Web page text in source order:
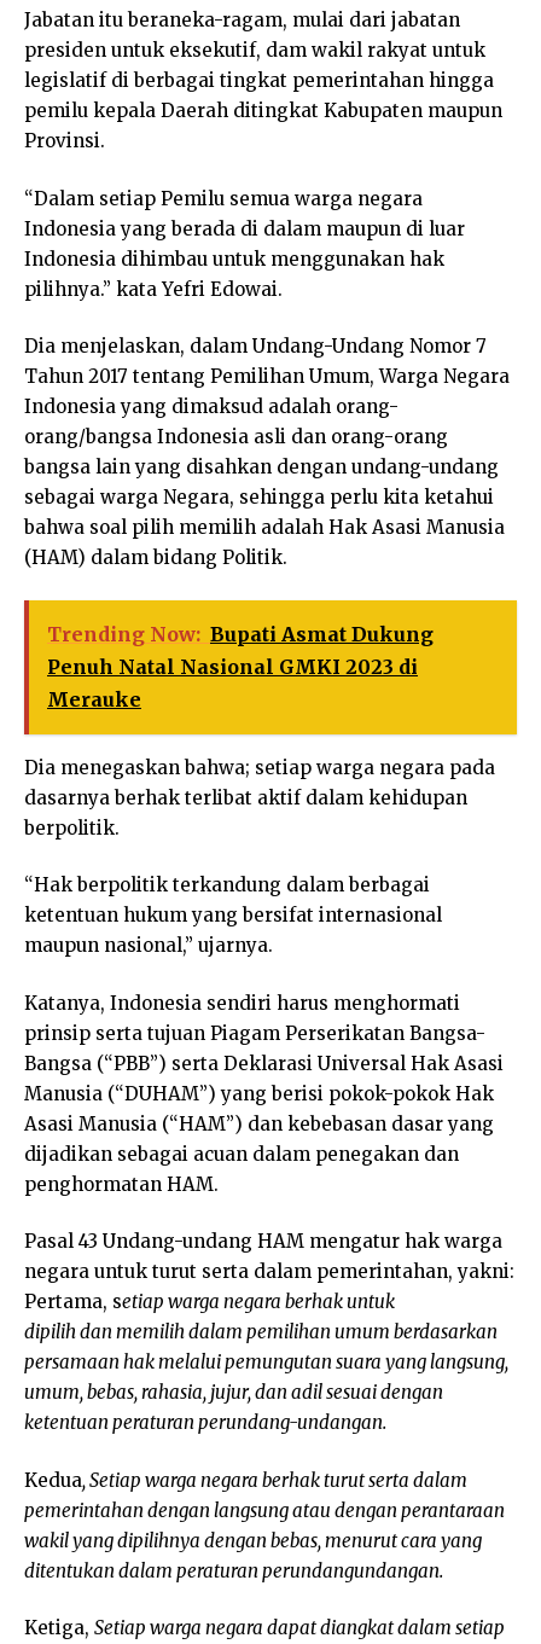
Jabatan itu beraneka-ragam, mulai dari jabatan
presiden untuk eksekutif, dam wakil rakyat untuk
legislatif di berbagai tingkat pemerintahan hingga
pemilu kepala Daerah ditingkat Kabupaten maupun
Provinsi.
“Dalam setiap Pemilu semua warga negara
Indonesia yang berada di dalam maupun di luar
Indonesia dihimbau untuk menggunakan hak
pilihnya.” kata Yefri Edowai.
Dia menjelaskan, dalam Undang-Undang Nomor 7
Tahun 2017 tentang Pemilihan Umum, Warga Negara
Indonesia yang dimaksud adalah orang-
orang/bangsa Indonesia asli dan orang-orang
bangsa lain yang disahkan dengan undang-undang
sebagai warga Negara, sehingga perlu kita ketahui
bahwa soal pilih memilih adalah Hak Asasi Manusia
(HAM) dalam bidang Politik.
Trending Now: Bupati Asmat Dukung
Penuh Natal Nasional GMKI 2023 di
Merauke
Dia menegaskan bahwa; setiap warga negara pada
dasarnya berhak terlibat aktif dalam kehidupan
berpolitik.
“Hak berpolitik terkandung dalam berbagai
ketentuan hukum yang bersifat internasional
maupun nasional,” ujarnya.
Katanya, Indonesia sendiri harus menghormati
prinsip serta tujuan Piagam Perserikatan Bangsa-
Bangsa (“PBB”) serta Deklarasi Universal Hak Asasi
Manusia (“DUHAM”) yang berisi pokok-pokok Hak
Asasi Manusia (“HAM”) dan kebebasan dasar yang
dijadikan sebagai acuan dalam penegakan dan
penghormatan HAM.
Pasal 43 Undang-undang HAM mengatur hak warga
negara untuk turut serta dalam pemerintahan, yakni:
Pertama, setiap warga negara berhak untuk
dipilih dan memilih dalam pemilihan umum berdasarkan
persamaan hak melalui pemungutan suara yang langsung,
umum, bebas, rahasia, jujur, dan adil sesuai dengan
ketentuan peraturan perundang-undangan.
Kedua, Setiap warga negara berhak turut serta dalam
pemerintahan dengan langsungatau dengan perantaraan
wakil yang dipilihnya dengan bebas, menurut cara yang
ditentukan dalam peraturan perundangundangan.
Ketiga, Setiap warga negara dapat diangkat dalam setiap